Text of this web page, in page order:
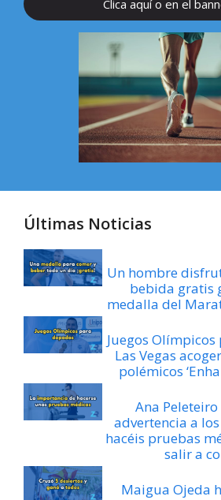
Clica aquí o en el
Últimas Noticias
Un hombre
bebida gratis
medalla del
Juegos
Las Vegas
polémicos
Ana
advertencia a los
hacéis pruebas
salir a
Maigua Ojeda